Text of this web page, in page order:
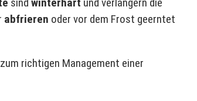
sind winterhart und verlängern die
abfrieren oder vor dem Frost geerntet
zum richtigen Management einer